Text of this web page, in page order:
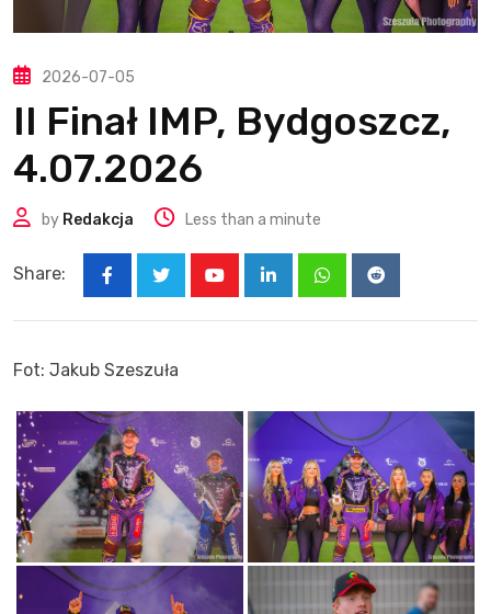
2026-07-05
II Finał IMP, Bydgoszcz,
4.07.2026
by Redakcja Less than a minute
Share:
LinkedInWhatsappReddit
Fot: Jakub Szeszuła